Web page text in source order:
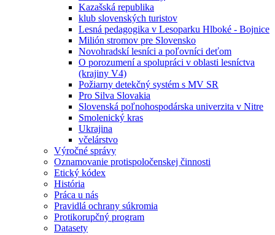
Kazašská republika
klub slovenských turistov
Lesná pedagogika v Lesoparku Hlboké - Bojnice
Milión stromov pre Slovensko
Novohradskí lesníci a poľovníci deťom
O porozumení a spolupráci v oblasti lesníctva
(krajiny V4)
Požiarny detekčný systém s MV SR
Pro Silva Slovakia
Slovenská poľnohospodárska univerzita v Nitre
Smolenický kras
Ukrajina
včelárstvo
Výročné správy
Oznamovanie protispoločenskej činnosti
Etický kódex
História
Práca u nás
Pravidlá ochrany súkromia
Protikorupčný program
Datasety